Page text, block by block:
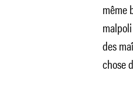
même
des
chose